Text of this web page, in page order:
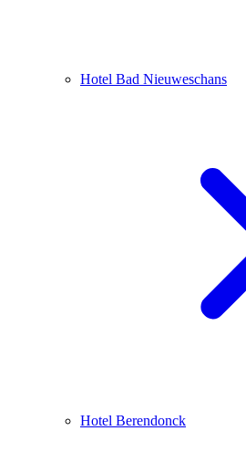
Hotel Bad Nieuweschans
Hotel Berendonck